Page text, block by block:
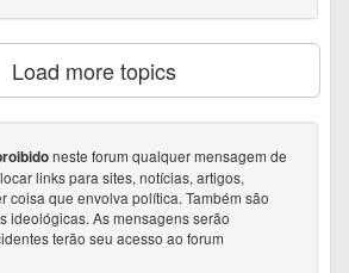
Load more topics
neste forum qualquer mensagem de
links para sites, notícias, artigos,
coisa que envolva política. Também são
ideológicas. As mensagens serão
terão seu acesso ao forum